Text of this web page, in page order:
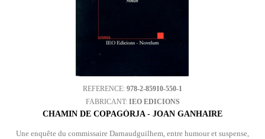
REFERENCE: 978-2-85910-550-1
FABRICANT: IEO EDICIONS
CHAMIN DE COPAGÒRJA - JOAN GANHAIRE
Une enquête du commissaire Darnaudguilhem, entre humour et suspense,